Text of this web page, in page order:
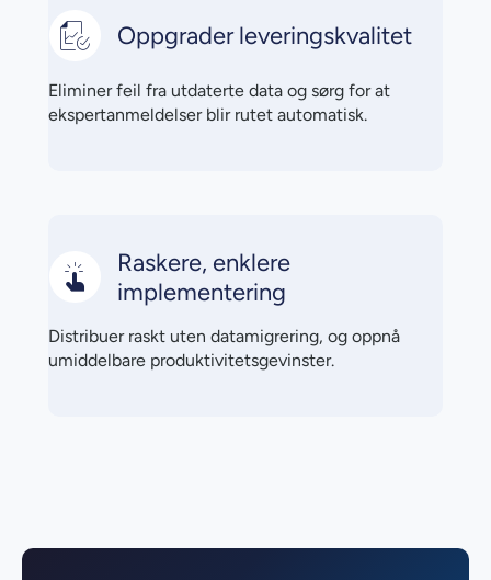
Oppgrader leveringskvalitet
Eliminer feil fra utdaterte data og sørg for at
ekspertanmeldelser blir rutet automatisk.
Raskere, enklere
implementering
Distribuer raskt uten datamigrering, og oppnå
umiddelbare produktivitetsgevinster.